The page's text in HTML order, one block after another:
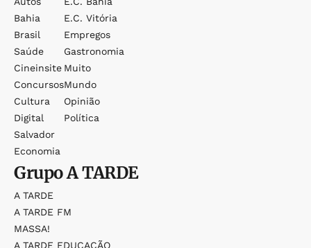
Bahia
Brasil
Saúde
Cineinsite
Concursos
Cultura
Digital
Salvador
Economia
E.c. Vitória
Empregos
Gastronomia
Muito
Mundo
Opinião
Política
GrupoA TARDE
A TARDE
A TARDE FM
MASSA!
A TARDE EDUCAÇÃO